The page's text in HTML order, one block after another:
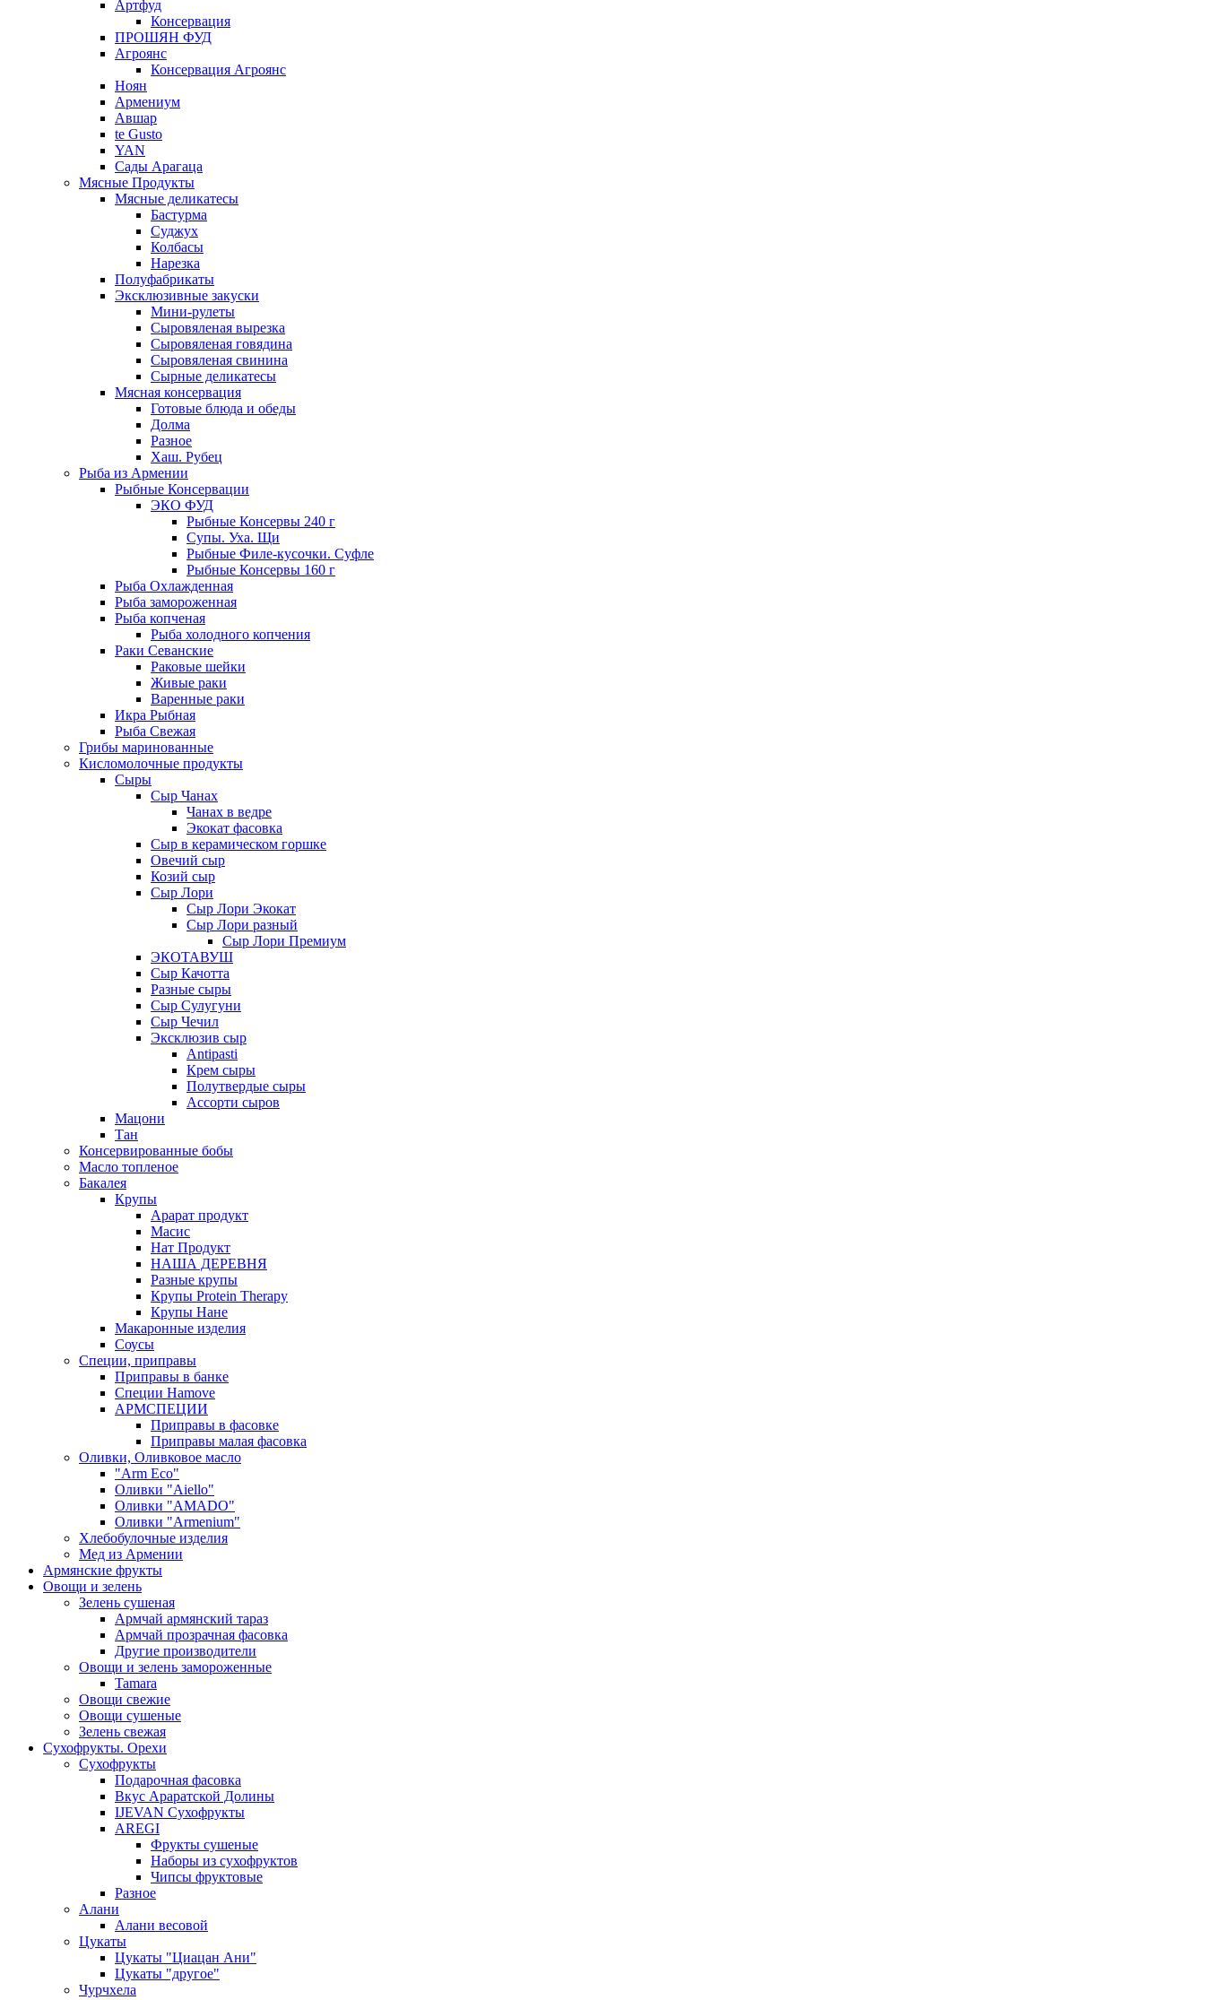
Артфуд
Консервация
ПРОШЯН ФУД
Агроянс
Консервация Агроянс
Ноян
Армениум
Авшар
te Gusto
YAN
Сады Арагаца
Мясные Продукты
Мясные деликатесы
Бастурма
Суджух
Колбасы
Нарезка
Полуфабрикаты
Эксклюзивные закуски
Мини-рулеты
Сыровяленая вырезка
Сыровяленая говядина
Сыровяленая свинина
Сырные деликатесы
Мясная консервация
Готовые блюда и обеды
Долма
Разное
Хаш. Рубец
Рыба из Армении
Рыбные Консервации
ЭКО ФУД
Рыбные Консервы 240 г
Супы. Уха. Щи
Рыбные Филе-кусочки. Суфле
Рыбные Консервы 160 г
Рыба Охлажденная
Рыба замороженная
Рыба копченая
Рыба холодного копчения
Раки Севанские
Раковые шейки
Живые раки
Варенные раки
Икра Рыбная
Рыба Свежая
Грибы маринованные
Кисломолочные продукты
Сыры
Сыр Чанах
Чанах в ведре
Экокат фасовка
Сыр в керамическом горшке
Овечий сыр
Козий сыр
Сыр Лори
Сыр Лори Экокат
Сыр Лори разный
Сыр Лори Премиум
ЭКОТАВУШ
Сыр Качотта
Разные сыры
Сыр Сулугуни
Сыр Чечил
Эксклюзив сыр
Antipasti
Крем сыры
Полутвердые сыры
Ассорти сыров
Мацони
Тан
Консервированные бобы
Масло топленое
Бакалея
Крупы
Арарат продукт
Масис
Нат Продукт
НАША ДЕРЕВНЯ
Разные крупы
Крупы Protein Therapy
Крупы Нане
Макаронные изделия
Соусы
Специи, приправы
Приправы в банке
Специи Hamove
АРМСПЕЦИИ
Приправы в фасовке
Приправы малая фасовка
Оливки, Оливковое масло
"Arm Eco"
Оливки "Aiello"
Оливки "AMADO"
Оливки "Armenium"
Хлебобулочные изделия
Мед из Армении
Армянские фрукты
Овощи и зелень
Зелень сушеная
Армчай армянский тараз
Армчай прозрачная фасовка
Другие производители
Овощи и зелень замороженные
Tamara
Овощи свежие
Овощи сушеные
Зелень свежая
Сухофрукты. Орехи
Сухофрукты
Подарочная фасовка
Вкус Араратской Долины
IJEVAN Сухофрукты
AREGI
Фрукты сушеные
Наборы из сухофруктов
Чипсы фруктовые
Разное
Алани
Алани весовой
Цукаты
Цукаты "Циацан Ани"
Цукаты "другое"
Чурчхела